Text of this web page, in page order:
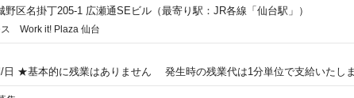
野区名掛丁205-1 広瀬通SEビル（最寄り駅：JR各線「仙台駅」）
ス Work it! Plaza 仙台
/日 ★基本的に残業はありません 発生時の残業代は1分単位で支給いたし